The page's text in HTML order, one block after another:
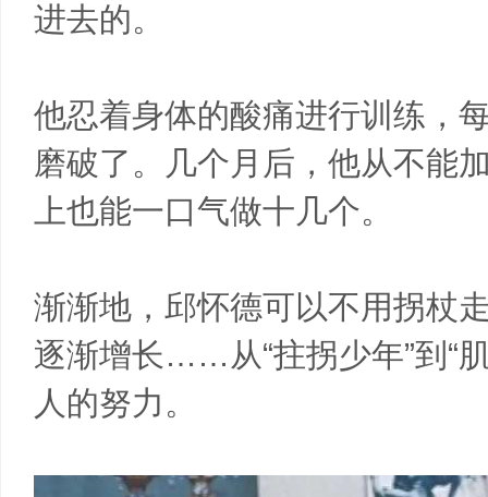
进去的。
他忍着身体的酸痛进行训练，
磨破了。几个月后，他从不能
上也能一口气做十几个。
渐渐地，邱怀德可以不用拐杖
逐渐增长……从“拄拐少年”到“
人的努力。